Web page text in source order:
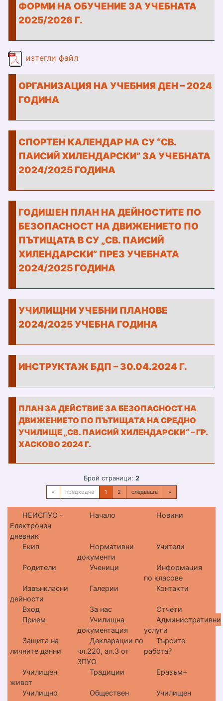
ФОРМИ НА ОБУЧЕНИЕ ЗА УЧЕБНАТА
2025/2026 Г.
изтегли файлformi_obu4enie.pdf
ОРГАНИЗАЦИЯ НА УЧЕБНИЯ ДЕН – 2024
ГОДИНА
СПОРТЕН КАЛЕНДАР НА СУ “СВ.
ПАИСИЙ ХИЛЕНДАРСКИ” ЗА УЧЕБНАТА
2024/2025 ГОДИНА
ГОДИШЕН ПЛАН НА ДЕЙНОСТИТЕ ПО
БЕЗОПАСНОСТ НА ДВИЖЕНИЕТО ПО
ПЪТИЩАТА В СУ „СВ. ПАИСИЙ
ХИЛЕНДАРСКИ” ПРЕЗ УЧЕБНАТА
2024/2025 ГОДИНА
УЧИЛИЩНИ УЧЕБНИ ПЛАНОВЕ
2024/2025 УЧЕБНА ГОДИНА
ИНСТРУКТАЖ БДП – 30.04.2024 Г.
ПЛАН ЗА ДЕЙСТВИЕЗА БЕЗОПАСНОСТ НА
ДВИЖЕНИЕТО ПО ПЪТИЩАТАНА СРЕДНО
УЧИЛИЩЕ „СВ. ПАИСИЙ ХИЛЕНДАРСКИ“ – ГР.
ХАСКОВО 2024Г.
Брой страници: 2
« предходна 1 2 следваща »
НЕИСПУО -
Електронен
дневник
Начало Новини
Екип
Нормативни
документи
Учители
Родители Ученици
Информация
по класове
Извънкласни
дейности
Галерии Контакти
Вход За нас
Отчети
Прием
Училищна
документация
Административни
услуги
Защита на
личните данни
Декларации по
чл.220, ал.3 от
ЗПУО
Търсите
работа?
Училищен
живот
Традиции Еразъм+
Училищно
Обществен
Училищен